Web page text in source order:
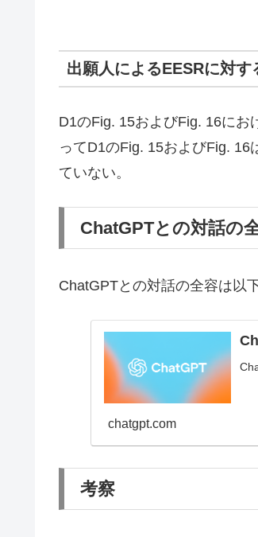
出願人によるEESRに対す
D1のFig. 15およびFig. 16にお
ってD1のFig. 15およびFig. 16
ていない。
ChatGPTとの対話の
ChatGPTとの対話の全容は以
chatgpt.com
考察